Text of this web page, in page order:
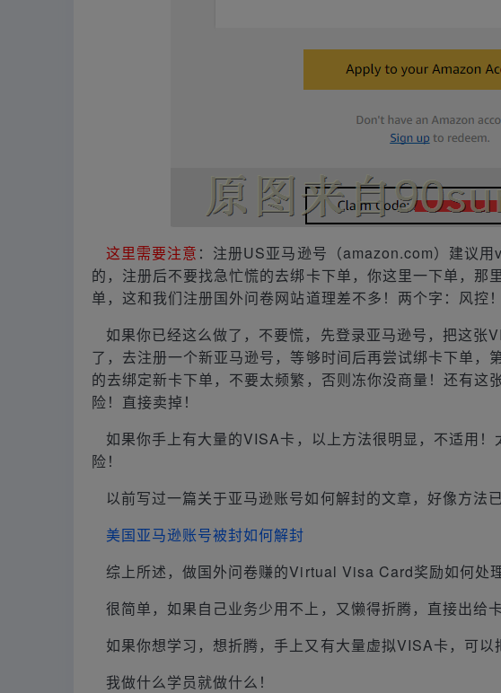
这里需要注意 ：注册US亚马逊号（amazon.com）建议
的，注册后不要找急忙慌的去绑卡下单，你这里一下单，
单，这和我们注册国外问卷网站道理差不多！两个字：风控！
如果你已经这么做了，不要慌，先登录亚马逊号，把这张
了，去注册一个新亚马逊号，等够时间后再尝试绑卡下单，
的去绑定新卡下单，不要太频繁，否则冻你没商量！还有这
险！直接卖掉！
如果你手上有大量的VISA卡，以上方法很明显，不适用
险！
以前写过一篇关于亚马逊账号如何解封的文章，好像方法
美国亚马逊账号被封如何解封
综上所述，做国外问卷赚的Virtual Visa Card奖励如何处理
很简单，如果自己业务少用不上，又懒得折腾，直接出给卡
如果你想学习，想折腾，手上又有大量虚拟VISA卡，可以
我做什么学员就做什么！